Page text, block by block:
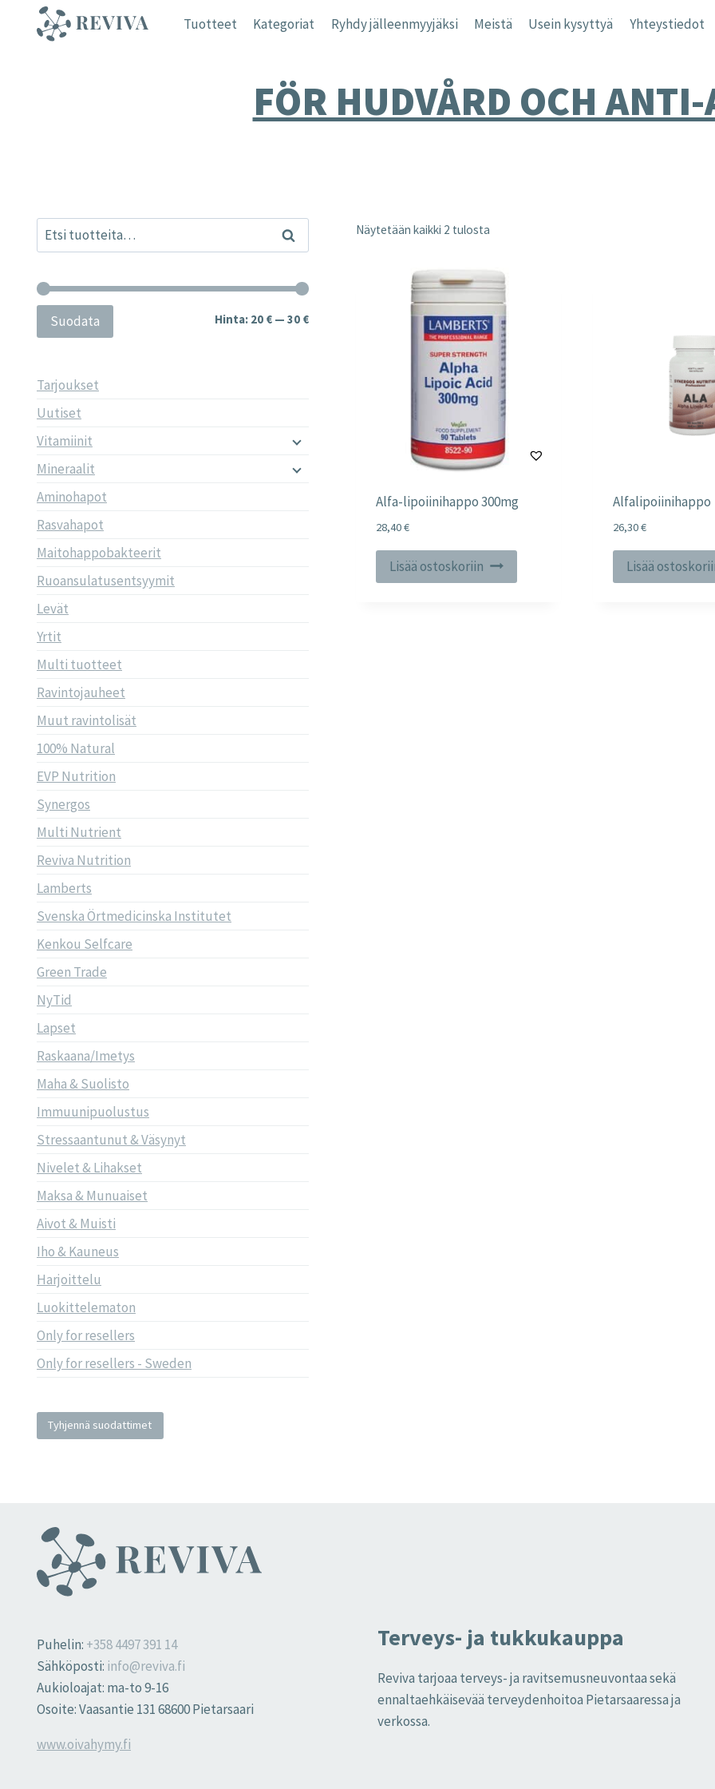
sisältöön
Tuotteet Kategoriat Ryhdy jälleenmyyjäksi Meistä Usein kysyttyä Yhteystiedot
FÖR HUDVÅRD OCH
Näytetään kaikki 2 tulosta
Alfa-lipoiinihappo 300mg
28,40€
Lisää ostoskoriin
Alfalipoiinihappo
26,30€
Lisää
Etsi: Haku
Minimihinta
Maksimihinta
Suodata Hinta: 20 €— 30 €
Tarjoukset
Uutiset
Vitamiinit
Mineraalit
Aminohapot
Rasvahapot
Maitohappobakteerit
Ruoansulatusentsyymit
Levät
Yrtit
Multi tuotteet
Ravintojauheet
Muut ravintolisät
100% Natural
EVP Nutrition
Synergos
Multi Nutrient
Reviva Nutrition
Lamberts
Svenska Örtmedicinska Institutet
Kenkou Selfcare
Green Trade
NyTid
Lapset
Raskaana/Imetys
Maha & Suolisto
Immuunipuolustus
Stressaantunut & Väsynyt
Nivelet & Lihakset
Maksa & Munuaiset
Aivot & Muisti
Iho & Kauneus
Harjoittelu
Luokittelematon
Only for resellers
Only for resellers - Sweden
Tyhjennä suodattimet
Puhelin: +358 4497 391 14
Sähköposti: info@reviva.fi
Aukioloajat: ma-to 9-16
Osoite: Vaasantie 131 68600 Pietarsaari
www.oivahymy.fi
Terveys- ja tukkukauppa
Reviva tarjoaa terveys- ja ravitsemusneuvontaa sekä
ennaltaehkäisevää terveydenhoitoa Pietarsaaressa ja
verkossa.